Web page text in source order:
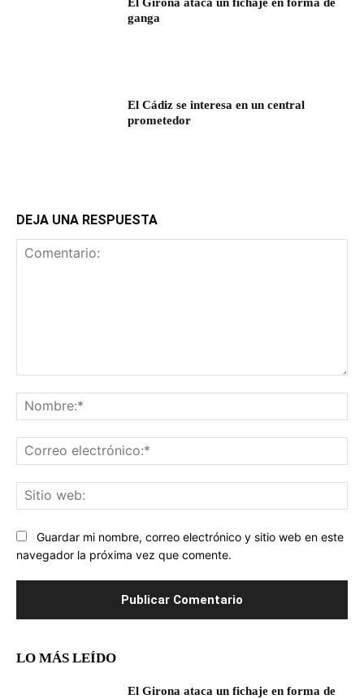
El Girona ataca un fichaje en forma de
ganga
El Cádiz se interesa en un central
prometedor
DEJA UNA RESPUESTA
Guardar mi nombre, correo electrónico y sitio web en este
navegador la próxima vez que comente.
LO MÁS LEÍDO
El Girona ataca un fichaje en forma de